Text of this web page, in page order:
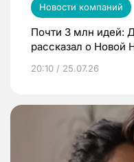
Новости компаний
Почти 3 млн идей:
рассказал о Новой
20:10 / 25.07.26